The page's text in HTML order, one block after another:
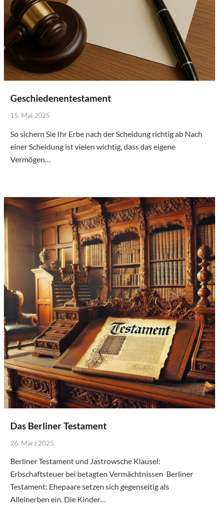
Geschiedenentestament
15. Mai 2025
So sichern Sie Ihr Erbe nach der Scheidung richtig ab Nach
einer Scheidung ist vielen wichtig, dass das eigene
Vermögen…
Das Berliner Testament
26. März 2025
Berliner Testament und Jastrowsche Klausel:
Erbschaftsteuer bei betagten Vermächtnissen Berliner
Testament: Ehepaare setzen sich gegenseitig als
Alleinerben ein. Die Kinder…